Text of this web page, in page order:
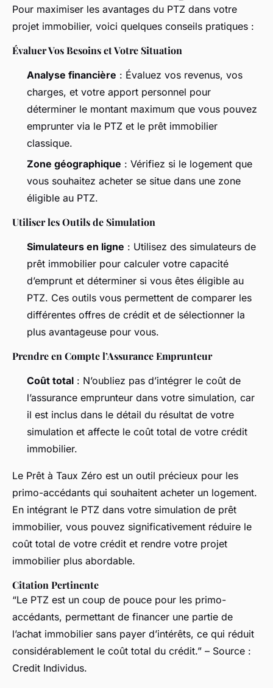
Pour maximiser les avantages du PTZ dans votre
projet immobilier, voici quelques conseils pratiques :
Évaluer Vos Besoins et Votre Situation
Analyse financière : Évaluez vos revenus, vos
charges, et votre apport personnel pour
déterminer le montant maximum que vous pouvez
emprunter via le PTZ et le prêt immobilier
classique.
Zone géographique : Vérifiez si le logement que
vous souhaitez acheter se situe dans une zone
éligible au PTZ.
Utiliser les Outils de Simulation
Simulateurs en ligne : Utilisez des simulateurs de
prêt immobilier pour calculer votre capacité
d’emprunt et déterminer si vous êtes éligible au
PTZ. Ces outils vous permettent de comparer les
différentes offres de crédit et de sélectionner la
plus avantageuse pour vous.
Prendre en Compte l’Assurance Emprunteur
Coût total : N’oubliez pas d’intégrer le coût de
l’assurance emprunteur dans votre simulation, car
il est inclus dans le détail du résultat de votre
simulation et affecte le coût total de votre crédit
immobilier.
Le Prêt à Taux Zéro est un outil précieux pour les
primo-accédants qui souhaitent acheter un logement.
En intégrant le PTZ dans votre simulation de prêt
immobilier, vous pouvez significativement réduire le
coût total de votre crédit et rendre votre projet
immobilier plus abordable.
Citation Pertinente
“Le PTZ est un coup de pouce pour les primo-
accédants, permettant de financer une partie de
l’achat immobilier sans payer d’intérêts, ce qui réduit
considérablement le coût total du crédit.” – Source :
Credit Individus.